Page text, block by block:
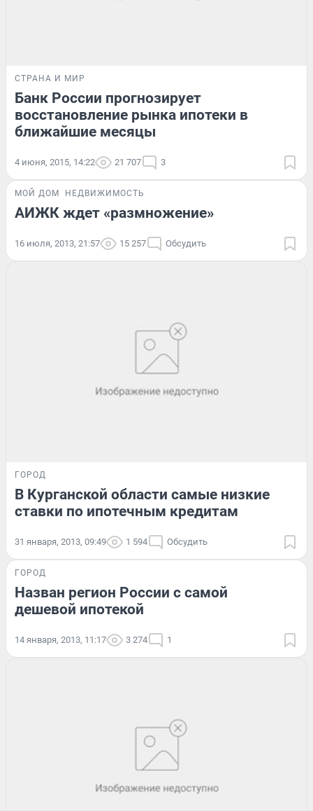
СТРАНА И МИР
Банк России прогнозирует
восстановление рынка ипотеки в
ближайшие месяцы
4 июня, 2015, 14:22 21 707 3
МОЙ ДОМ НЕДВИЖИМОСТЬ
АИЖК ждет «размножение»
16 июля, 2013, 21:57 15 257 Обсудить
ГОРОД
В Курганской области самые низкие
ставки по ипотечным кредитам
31 января, 2013, 09:49 1 594 Обсудить
ГОРОД
Назван регион России с самой
дешевой ипотекой
14 января, 2013, 11:17 3 274 1